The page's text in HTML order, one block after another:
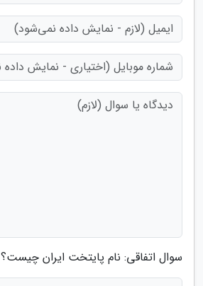
سوال اتفاقی: نام پایتخت ایران چیست؟